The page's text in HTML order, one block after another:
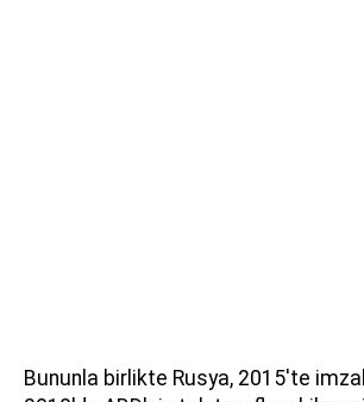
Bununla birlikte Rusya, 2015'te